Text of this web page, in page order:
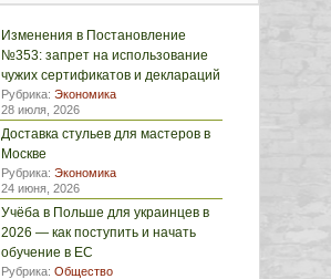
Изменения в Постановление
№353: запрет на использование
чужих сертификатов и деклараций
Рубрика: Экономика
28 июля, 2026
Доставка стульев для мастеров в
Москве
Рубрика: Экономика
24 июня, 2026
Учёба в Польше для украинцев в
2026 — как поступить и начать
обучение в ЕС
Рубрика: Общество